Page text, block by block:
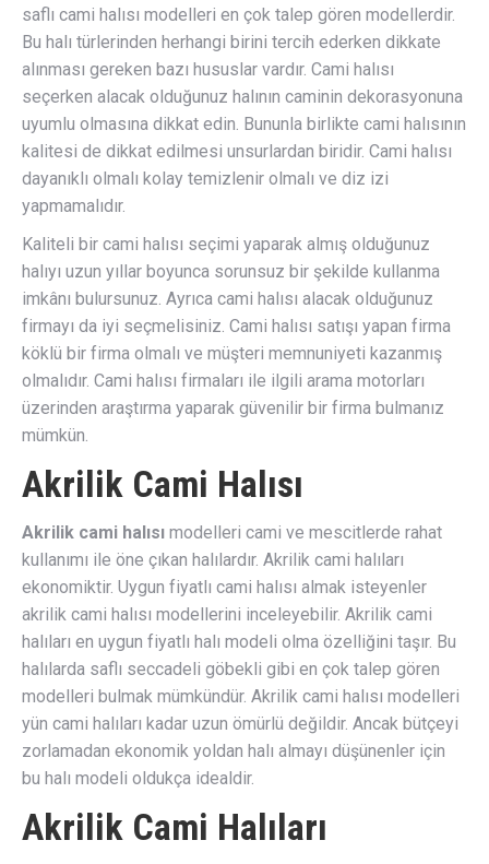
saflı cami halısı modelleri en çok talep gören modellerdir.
Bu halı türlerinden herhangi birini tercih ederken dikkate
alınması gereken bazı hususlar vardır. Cami halısı
seçerken alacak olduğunuz halının caminin dekorasyonuna
uyumlu olmasına dikkat edin. Bununla birlikte cami halısının
kalitesi de dikkat edilmesi unsurlardan biridir. Cami halısı
dayanıklı olmalı kolay temizlenir olmalı ve diz izi
yapmamalıdır.
Kaliteli bir cami halısı seçimi yaparak almış olduğunuz
halıyı uzun yıllar boyunca sorunsuz bir şekilde kullanma
imkânı bulursunuz. Ayrıca cami halısı alacak olduğunuz
firmayı da iyi seçmelisiniz. Cami halısı satışı yapan firma
köklü bir firma olmalı ve müşteri memnuniyeti kazanmış
olmalıdır. Cami halısı firmaları ile ilgili arama motorları
üzerinden araştırma yaparak güvenilir bir firma bulmanız
mümkün.
Akrilik Cami Halısı
Akrilik cami halısı modelleri cami ve mescitlerde rahat
kullanımı ile öne çıkan halılardır. Akrilik cami halıları
ekonomiktir. Uygun fiyatlı cami halısı almak isteyenler
akrilik cami halısı modellerini inceleyebilir. Akrilik cami
halıları en uygun fiyatlı halı modeli olma özelliğini taşır. Bu
halılarda saflı seccadeli göbekli gibi en çok talep gören
modelleri bulmak mümkündür. Akrilik cami halısı modelleri
yün cami halıları kadar uzun ömürlü değildir. Ancak bütçeyi
zorlamadan ekonomik yoldan halı almayı düşünenler için
bu halı modeli oldukça idealdir.
Akrilik Cami Halıları